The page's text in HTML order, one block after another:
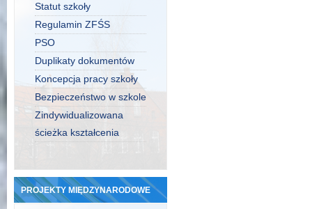
Statut szkoły
Regulamin ZFŚS
PSO
Duplikaty dokumentów
Koncepcja pracy szkoły
Bezpieczeństwo w szkole
Zindywidualizowana
ścieżka kształcenia
PROJEKTY MIĘDZYNARODOWE